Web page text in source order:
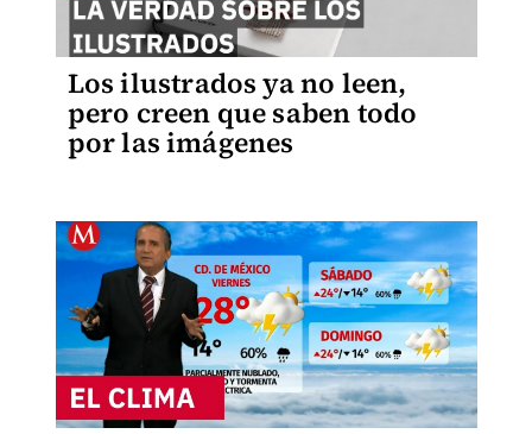
Los ilustrados ya no leen,
pero creen que saben todo
por las imágenes